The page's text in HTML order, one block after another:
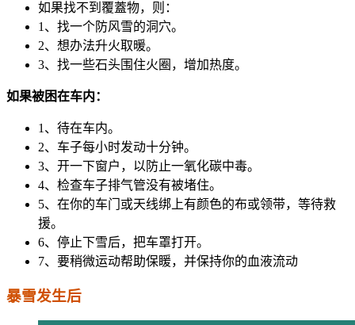
如果找不到覆蓋物，则：
1、找一个防风雪的洞穴。
2、想办法升火取暖。
3、找一些石头围住火圈，增加热度。
如果被困在车内：
1、待在车内。
2、车子每小时发动十分钟。
3、开一下窗户，以防止一氧化碳中毒。
4、检查车子排气管没有被堵住。
5、在你的车门或天线绑上有颜色的布或领带，等待救
援。
6、停止下雪后，把车罩打开。
7、要稍微运动帮助保䁔，并保持你的血液流动
暴雪发生后